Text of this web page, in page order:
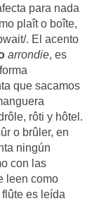
para nada
plaît o boîte,
. El acento
arrondie, es
que sacamos
rôti y hôtel.
o brûler, en
ningún
con las
leen como
es leída